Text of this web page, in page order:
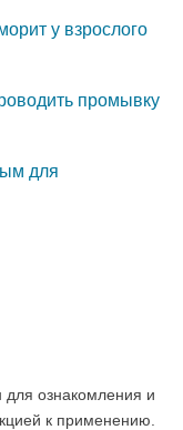
у взрослого
промывку
для
для ознакомления и
к применению.